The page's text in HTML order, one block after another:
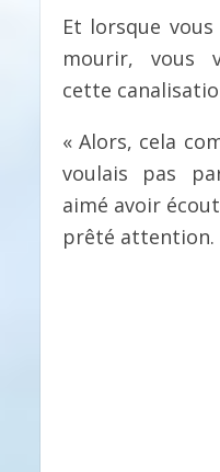
Et lorsque
mourir, vous
cette
« Alors, cela
voulais pas
aimé avoir
prêté attention.